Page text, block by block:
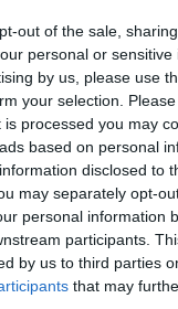
out of the sale,
personal or
by us, please use
your selection.
processed you may
based on personal
disclosed to
may separately opt-
personal information
participants.
by us to third parties
that may
αρχικά στο
για την
και αργότερα
Μουσείο και
από τόσα
κατάλογος της
Δημακοπούλου,